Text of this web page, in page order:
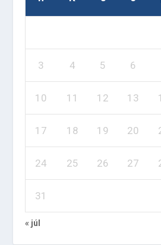
3 4 5 6
10 11 12 13
17 18 19 20
24 25 26 27
31
« júl